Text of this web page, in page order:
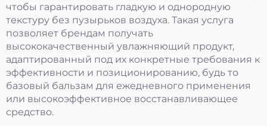
чтобы гарантировать гладкую и однородную
текстуру без пузырьков воздуха. Такая услуга
позволяет брендам получать
высококачественный увлажняющий продукт,
адаптированный под их конкретные требования к
эффективности и позиционированию, будь то
базовый бальзам для ежедневного применения
или высокоэффективное восстанавливающее
средство.